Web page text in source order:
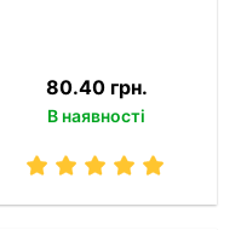
80.40 грн.
В наявності